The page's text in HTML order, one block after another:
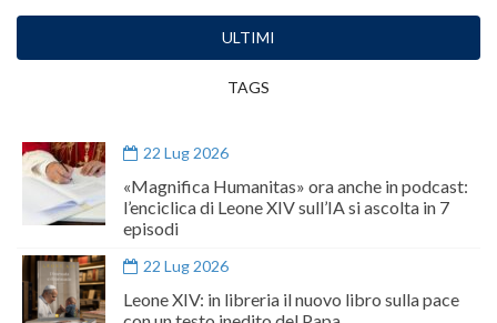
ULTIMI
TAGS
22 Lug 2026
«Magnifica Humanitas» ora anche in podcast:
l’enciclica di Leone XIV sull’IA si ascolta in 7
episodi
22 Lug 2026
Leone XIV: in libreria il nuovo libro sulla pace